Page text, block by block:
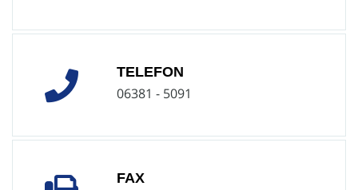
TELEFON
06381 - 5091
FAX